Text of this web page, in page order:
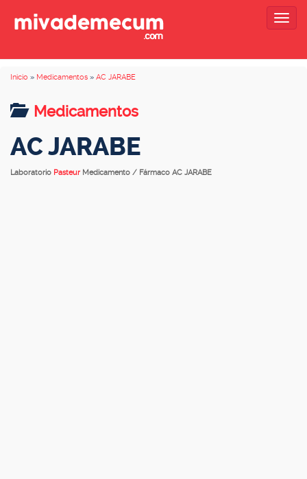
Inicio » Medicamentos » AC JARABE
Medicamentos
AC JARABE
Laboratorio Pasteur Medicamento / Fármaco AC JARABE